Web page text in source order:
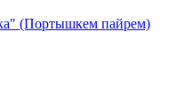
(Портышкем пайрем)